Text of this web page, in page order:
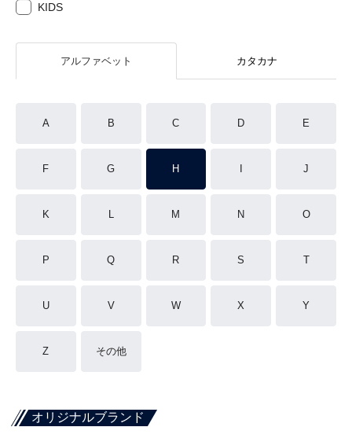
KIDS
アルファベット カタカナ
A B C D E
F G H J
K L M N O
P Q R S T
U V W X Y
Z その他
オリジナルブランド